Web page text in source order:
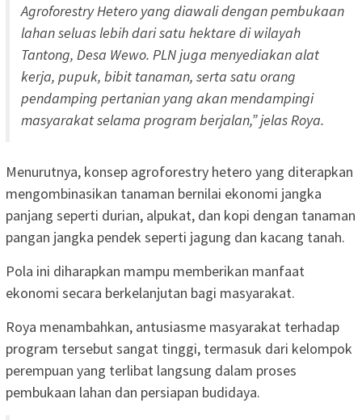
Agroforestry Hetero yang diawali dengan pembukaan
lahan seluas lebih dari satu hektare di wilayah
Tantong, Desa Wewo. PLN juga menyediakan alat
kerja, pupuk, bibit tanaman, serta satu orang
pendamping pertanian yang akan mendampingi
masyarakat selama program berjalan,” jelas Roya.
Menurutnya, konsep agroforestry hetero yang diterapkan
mengombinasikan tanaman bernilai ekonomi jangka
panjang seperti durian, alpukat, dan kopi dengan tanaman
pangan jangka pendek seperti jagung dan kacang tanah.
Pola ini diharapkan mampu memberikan manfaat
ekonomi secara berkelanjutan bagi masyarakat.
Roya menambahkan, antusiasme masyarakat terhadap
program tersebut sangat tinggi, termasuk dari kelompok
perempuan yang terlibat langsung dalam proses
pembukaan lahan dan persiapan budidaya.